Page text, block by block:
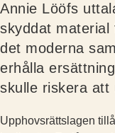
Annie Lööfs
skyddat material
det moderna
erhålla
skulle riskera att
Upphovsrättslagen